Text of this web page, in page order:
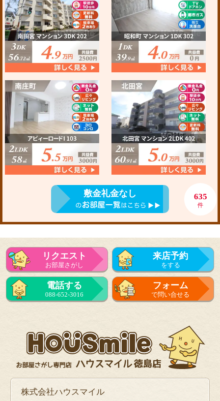
敷金礼金なし 635
件
リクエスト
お部屋さがし
来店予約
をする
電話する
088-652-3016
フォーム
で問い合せる
株式会社ハウスマイル